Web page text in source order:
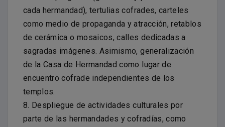
cada hermandad), tertulias cofrades, carteles
como medio de propaganda y atracción, retablos
de cerámica o mosaicos, calles dedicadas a
sagradas imágenes. Asimismo, generalización
de la Casa de Hermandad como lugar de
encuentro cofrade independientes de los
templos.
8. Despliegue de actividades culturales por
parte de las hermandades y cofradías, como